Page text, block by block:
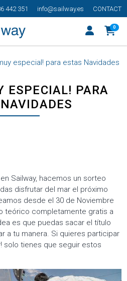
442 351 info@sailway.es CONTACT
0
especial! para estas Navidades
ESPECIAL! PARA
Sailway, hacemos un sorteo
disfrutar del mar el próximo
desde el 30 de Noviembre
teórico completamente gratis a
es que puedas sacar el título
a tu manera. Si quieres participar
solo tienes que seguir estos